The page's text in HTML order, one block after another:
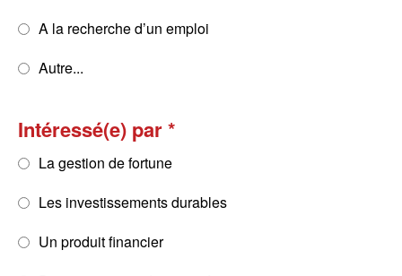
A la recherche d’un emploi
Autre...
Intéressé(e) par
La gestion de fortune
Les investissements durables
Un produit financier